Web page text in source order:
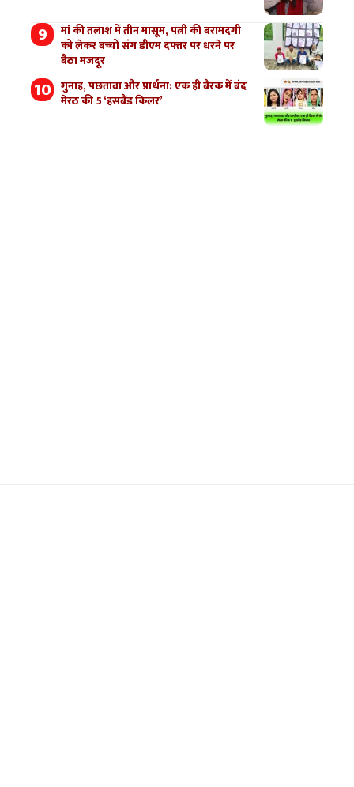
मां की तलाश में तीन मासूम, पत्नी की बरामदगी
को लेकर बच्चों संग डीएम दफ्तर पर धरने पर
बैठा मजदूर
गुनाह, पछतावा और प्रार्थना: एक ही बैरक में बंद
मेरठ की 5 ‘हसबैंड किलर’